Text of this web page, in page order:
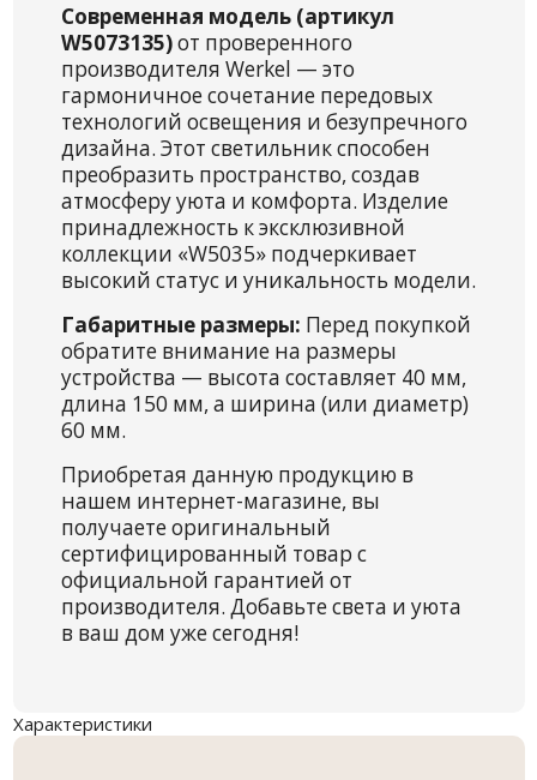
Современная модель (артикул
W5073135)от проверенного
производителя Werkel — это
гармоничное сочетание передовых
технологий освещения и безупречного
дизайна. Этот светильник способен
преобразить пространство, создав
атмосферу уюта и комфорта. Изделие
принадлежность к эксклюзивной
коллекции «W5035» подчеркивает
высокий статус и уникальность модели.
Габаритные размеры: Перед покупкой
обратите внимание на размеры
устройства — высота составляет 40 мм,
длина 150 мм, а ширина (или диаметр)
60 мм.
Приобретая данную продукцию в
нашем интернет-магазине, вы
получаете оригинальный
сертифицированный товар с
официальной гарантией от
производителя. Добавьте света и уюта
в ваш дом уже сегодня!
Характеристики